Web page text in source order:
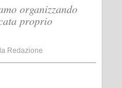
organizzando
proprio
Redazione